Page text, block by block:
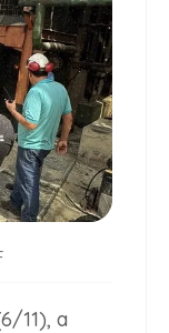
11), a